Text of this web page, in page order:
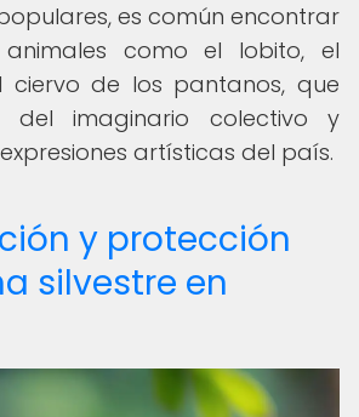
es común encontrar
como el lobito, el
ciervo de los pantanos, que
del imaginario colectivo y
artísticas del país.
y protección
silvestre en